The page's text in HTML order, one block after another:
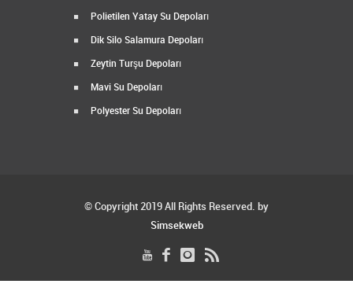
Polietilen Yatay Su Depoları
Dik Silo Salamura Depoları
Zeytin Turşu Depoları
Mavi Su Depoları
Polyester Su Depoları
© Copyright 2019 All Rights Reserved. by
Simsekweb